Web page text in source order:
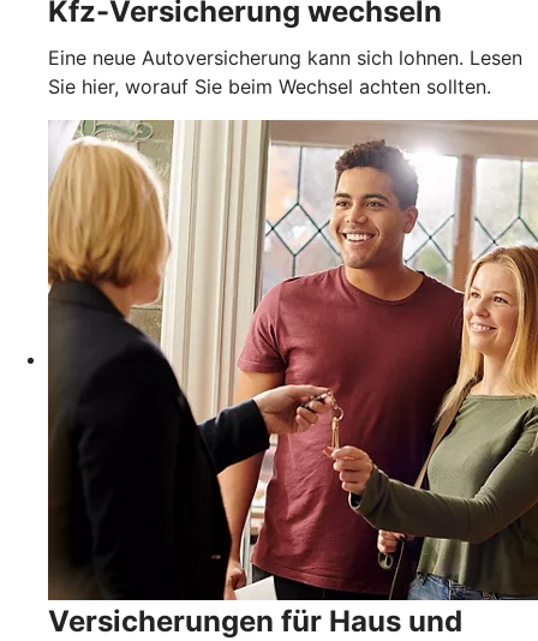
Kfz-Versicherung wechseln
Eine neue Autoversicherung kann sich lohnen. Lesen
Sie hier, worauf Sie beim Wechsel achten sollten.
Versicherungen für Haus und